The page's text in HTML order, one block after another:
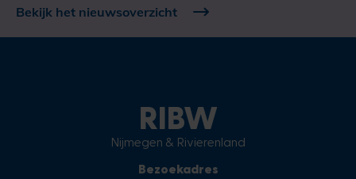
Bekijk het nieuwsoverzicht
RIBW
Nijmegen & Rivierenland
Bezoekadres